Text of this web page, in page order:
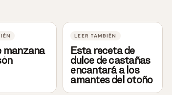
manzana
Esta receta de
dulce de castañas
encantará a los
amantes del otoño